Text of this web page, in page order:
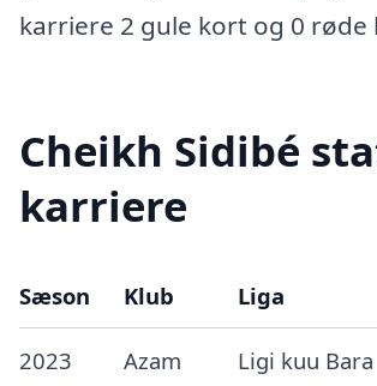
karriere 2 gule kort og 0 røde
Cheikh Sidibé
karriere
Sæson Klub Liga
2023 Azam Ligi kuu Bara